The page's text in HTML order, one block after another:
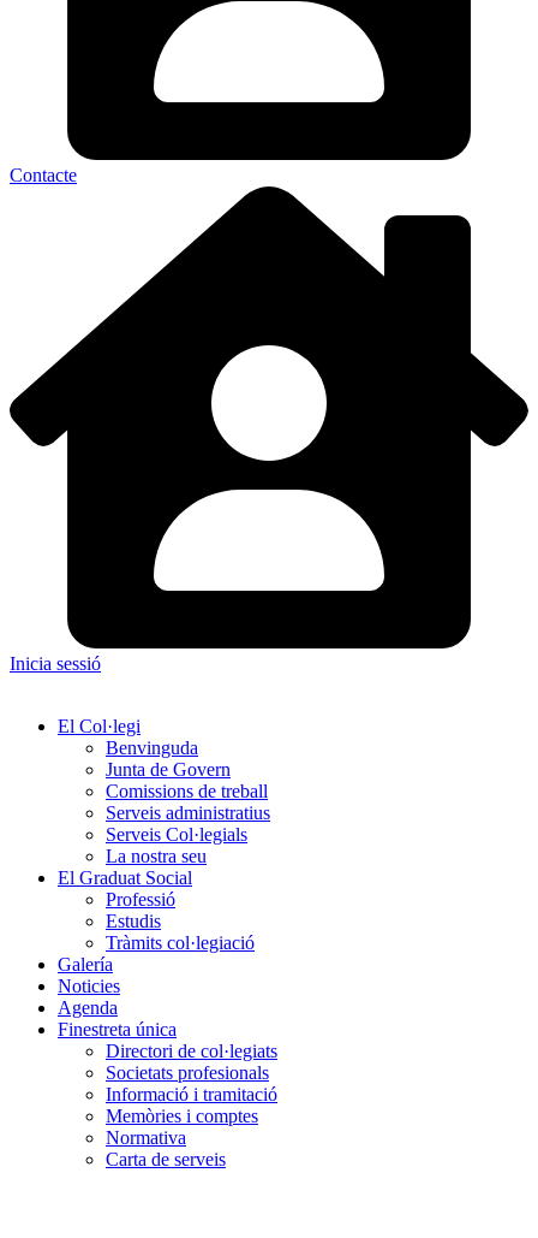
Contacte
Inicia sessió
El Col·legi
Benvinguda
Junta de Govern
Comissions de treball
Serveis administratius
Serveis Col·legials
La nostra seu
El Graduat Social
Professió
Estudis
Tràmits col·legiació
Galería
Noticies
Agenda
Finestreta única
Directori de col·legiats
Societats profesionals
Informació i tramitació
Memòries i comptes
Normativa
Carta de serveis